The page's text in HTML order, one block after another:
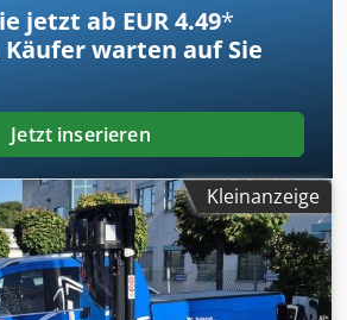
jetzt ab EUR 4.49*
Käufer warten auf Sie
Jetzt inserieren
Kleinanzeige